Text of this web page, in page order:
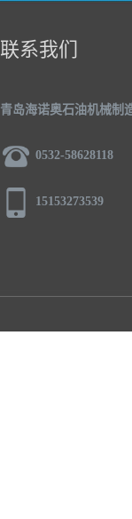
联系我们
青岛海诺奥石油
0532-58628118
15153273539